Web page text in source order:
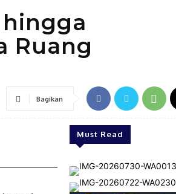
hingga
Ruang
Bagikan
Must Read